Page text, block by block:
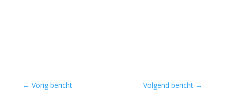
← Vorig bericht Volgend bericht →